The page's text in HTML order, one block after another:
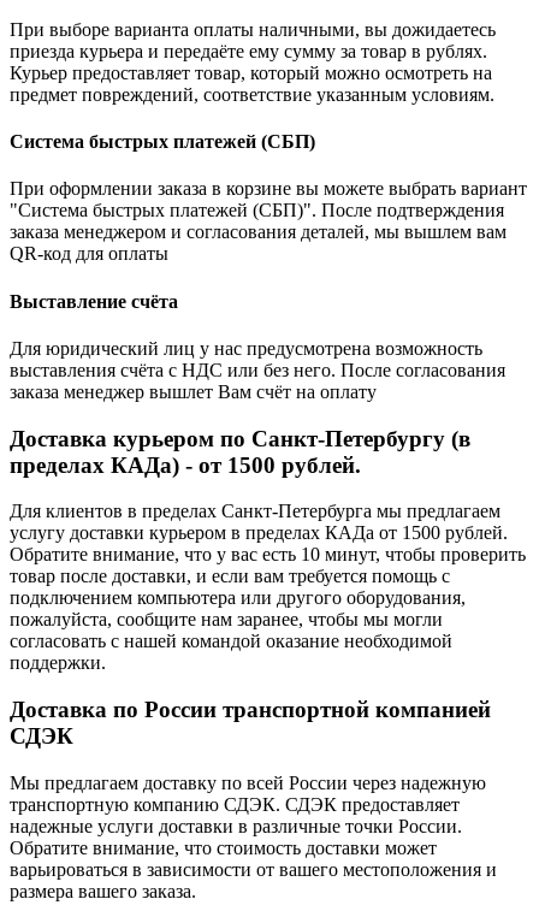
При выборе варианта оплаты наличными, вы дожидаетесь
приезда курьера и передаёте ему сумму за товар в рублях.
Курьер предоставляет товар, который можно осмотреть на
предмет повреждений, соответствие указанным условиям.
Система быстрых платежей (СБП)
При оформлении заказа в корзине вы можете выбрать вариант
"Система быстрых платежей (СБП)". После подтверждения
заказа менеджером и согласования деталей, мы вышлем вам
QR-код для оплаты
Выставление счёта
Для юридический лиц у нас предусмотрена возможность
выставления счёта с НДС или без него. После согласования
заказа менеджер вышлет Вам счёт на оплату
Доставка курьером по Санкт-Петербургу (в
пределах КАДа) - от 1500 рублей.
Для клиентов в пределах Санкт-Петербурга мы предлагаем
услугу доставки курьером в пределах КАДа от 1500 рублей.
Обратите внимание, что у вас есть 10 минут, чтобы проверить
товар после доставки, и если вам требуется помощь с
подключением компьютера или другого оборудования,
пожалуйста, сообщите нам заранее, чтобы мы могли
согласовать с нашей командой оказание необходимой
поддержки.
Доставка по России транспортной компанией
СДЭК
Мы предлагаем доставку по всей России через надежную
транспортную компанию СДЭК. СДЭК предоставляет
надежные услуги доставки в различные точки России.
Обратите внимание, что стоимость доставки может
варьироваться в зависимости от вашего местоположения и
размера вашего заказа.